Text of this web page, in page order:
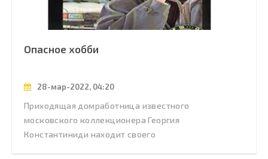
Опасное хобби
28-мар-2022, 04:20
Приходящая домработница известного
московского коллекционера Георгия
Константиниди находит своего